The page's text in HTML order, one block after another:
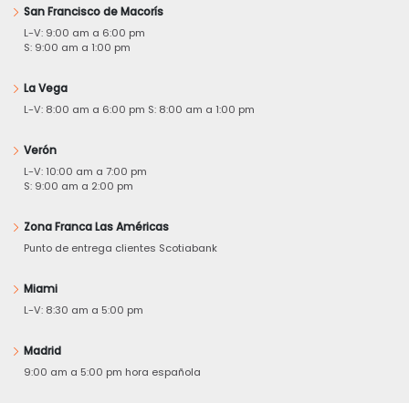
San Francisco de Macorís
L-V: 9:00 am a 6:00 pm
S: 9:00 am a 1:00 pm
La Vega
L-V: 8:00 am a 6:00 pm S: 8:00 am a 1:00 pm
Verón
L-V: 10:00 am a 7:00 pm
S: 9:00 am a 2:00 pm
Zona Franca Las Américas
Punto de entrega clientes Scotiabank
Miami
L-V: 8:30 am a 5:00 pm
Madrid
9:00 am a 5:00 pm hora española